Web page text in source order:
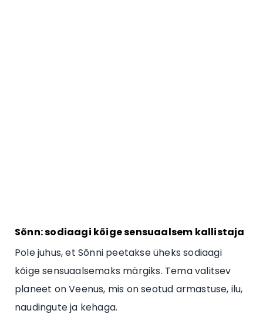
Sõnn: sodiaagi kõige sensuaalsem kallistaja
Pole juhus, et Sõnni peetakse üheks sodiaagi
kõige sensuaalsemaks märgiks. Tema valitsev
planeet on Veenus, mis on seotud armastuse, ilu,
naudingute ja kehaga.